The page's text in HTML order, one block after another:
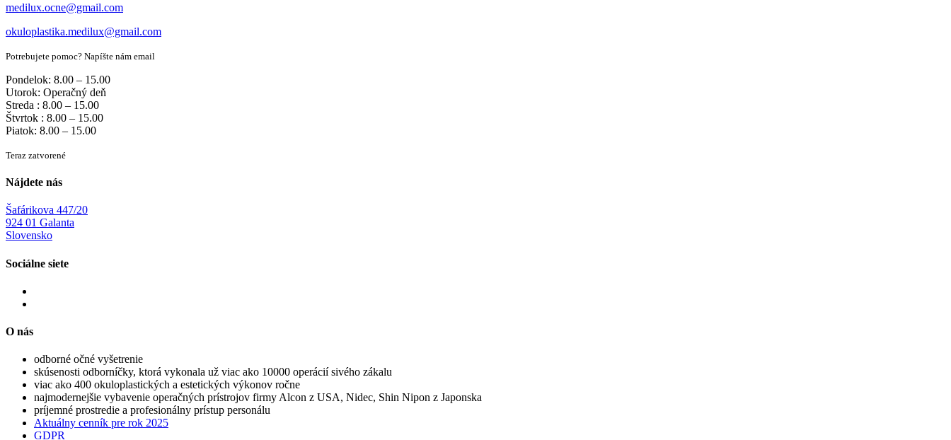
medilux.ocne@gmail.com
okuloplastika.medilux@gmail.com
Potrebujete pomoc? Napíšte nám email
Pondelok: 8.00 – 15.00
Utorok: Operačný deň
Streda : 8.00 – 15.00
Štvrtok : 8.00 – 15.00
Piatok: 8.00 – 15.00
Teraz zatvorené
Nájdete nás
Šafárikova 447/20
924 01 Galanta
Slovensko
Sociálne siete
O nás
odborné očné vyšetrenie
skúsenosti odborníčky, ktorá vykonala už viac ako 10000 operácií sivého zákalu
viac ako 400 okuloplastických a estetických výkonov ročne
najmodernejšie vybavenie operačných prístrojov firmy Alcon z USA, Nidec, Shin Nipon z Japonska
príjemné prostredie a profesionálny prístup personálu
Aktuálny cenník pre rok 2025
GDPR